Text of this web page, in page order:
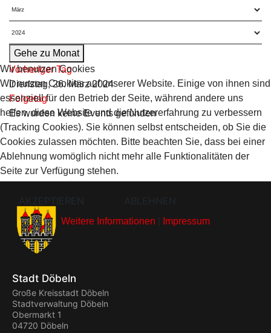
Gehe zu Monat
Vorheriger Tag
Dienstag, 26. März 2024
Folgetag
Es wurden keine Events gefunden
Stadt Döbeln
Große Kreisstadt Döbeln
Stadtverwaltung Döbeln
Obermarkt 1
04720 Döbeln
Wir benutzen Cookies
Wir nutzen Cookies auf unserer Website. Einige von ihnen sind
essenziell für den Betrieb der Seite, während andere uns
helfen, diese Website und die Nutzererfahrung zu verbessern
(Tracking Cookies). Sie können selbst entscheiden, ob Sie die
Cookies zulassen möchten. Bitte beachten Sie, dass bei einer
Ablehnung womöglich nicht mehr alle Funktionalitäten der
Seite zur Verfügung stehen.
Weitere Informationen Impressum